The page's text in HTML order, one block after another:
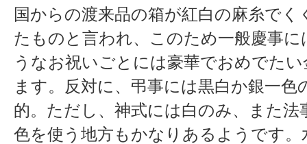
国からの渡来品の箱が紅白の麻糸で
たものと言われ、このため一般慶事
うなお祝いごとには豪華でおめでた
ます。反対に、弔事には黒白か銀一
的。ただし、神式には白のみ、また
色を使う地方もかなりあるようです